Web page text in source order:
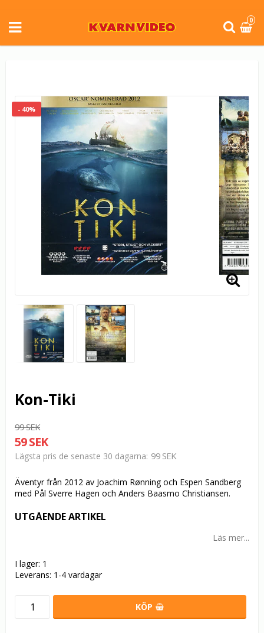
0
- 40%
Kon-Tiki
99 SEK
59 SEK
Lägsta pris de senaste 30 dagarna 99 SEK
Äventyr från 2012 av Joachim Rønning och Espen Sandberg
med Pål Sverre Hagen och Anders Baasmo Christiansen.
UTGÅENDE ARTIKEL
Läs mer...
I lager: 1
Leverans: 1-4 vardagar
KÖP